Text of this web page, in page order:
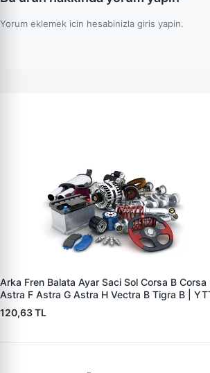
Yorum eklemek icin hesabinizla giris yapin.
Arka Fren Balata Ayar Saci Sol Corsa B Corsa
Astra F Astra G Astra H Vectra B Tigra B |
Y1735 | OEM 556440
120,63 TL